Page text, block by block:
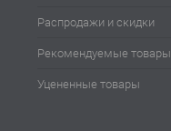
Распродажи и скидки
Рекомендуемые товары
Уцененные товары